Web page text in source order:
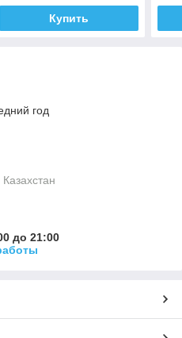
Купить
год
до 21:00